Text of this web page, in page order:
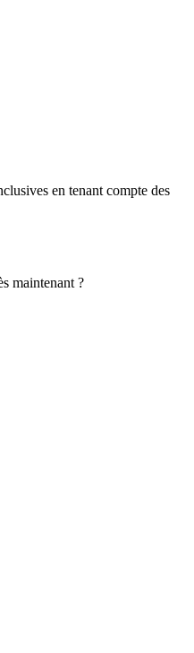
en tenant compte des
maintenant ?